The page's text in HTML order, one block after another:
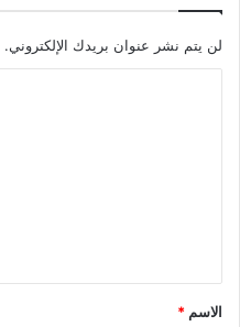
لن يتم نشر عنوان بريدك الإلكتروني.
ق
*
الاسم *